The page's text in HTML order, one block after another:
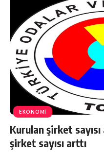
EKONOMİ
Kurulan şirket
şirket sayısı arttı